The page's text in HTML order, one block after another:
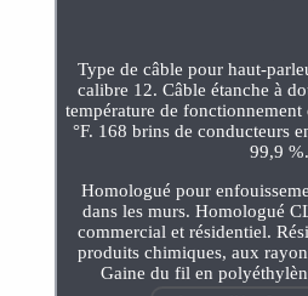
Type de câble pour haut-
calibre 12. Câble étanche à
température de
°F. 168 brins de conducteurs
99,9 %.
Homologué pour
dans les murs. Homologué
commercial et résidentiel.
produits chimiques, aux
Gaine du fil en